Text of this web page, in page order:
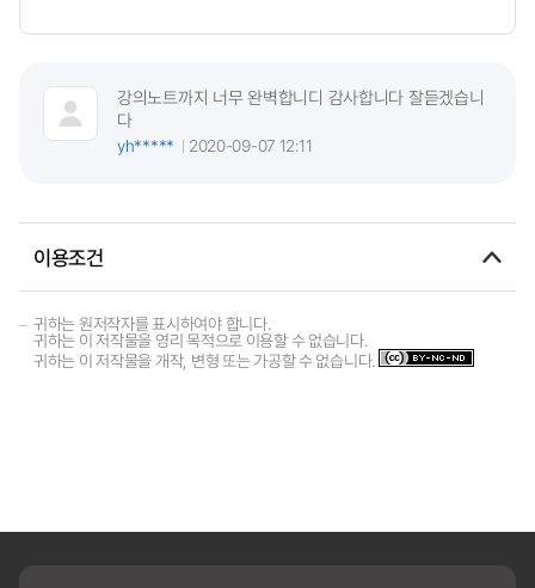
강의노트까지 너무 완벽합니디 감사합니다 잘듣겠습니
다
yh*****
2020-09-07 12:11
이용조건
귀하는 원저작자를 표시하여야 합니다.
귀하는 이 저작물을 영리 목적으로 이용할 수 없습니다.
귀하는 이 저작물을 개작, 변형 또는 가공할 수 없습니다.